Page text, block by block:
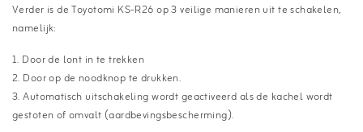
Verder is de Toyotomi KS-R26 op 3 veilige manieren uit te schakelen,
namelijk:
1. Door de lont in te trekken
2. Door op de noodknop te drukken.
3. Automatisch uitschakeling wordt geactiveerd als de kachel wordt
gestoten of omvalt (aardbevingsbescherming).